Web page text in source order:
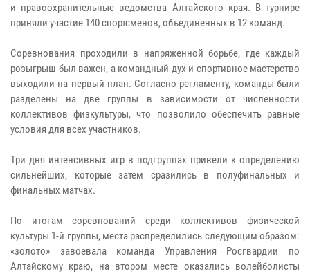
и правоохранительные ведомства Алтайского края. В турнире
приняли участие 140 спортсменов, объединенных в 12 команд.
Соревнования проходили в напряженной борьбе, где каждый
розыгрыш был важен, а командный дух и спортивное мастерство
выходили на первый план. Согласно регламенту, команды были
разделены на две группы в зависимости от численности
коллективов физкультуры, что позволило обеспечить равные
условия для всех участников.
Три дня интенсивных игр в подгруппах привели к определению
сильнейших, которые затем сразились в полуфинальных и
финальных матчах.
По итогам соревнований среди коллективов физической
культуры 1-й группы, места распределились следующим образом:
«золото» завоевала команда Управления Росгвардии по
Алтайскому краю, на втором месте оказались волейболисты